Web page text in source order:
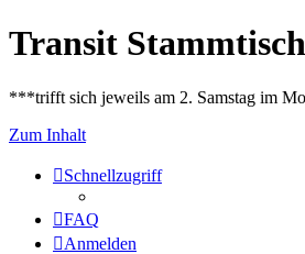
Transit Stammtisch
***trifft sich jeweils am 2. Samstag im
Zum Inhalt
Schnellzugriff
FAQ
Anmelden